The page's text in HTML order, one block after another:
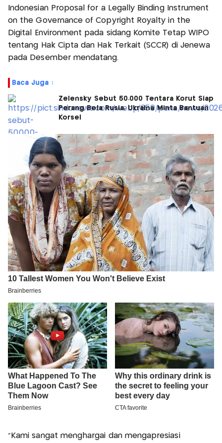
Indonesian Proposal for a Legally Binding Instrument
on the Governance of Copyright Royalty in the
Digital Environment pada sidang Komite Tetap WIPO
tentang Hak Cipta dan Hak Terkait (SCCR) di Jenewa
pada Desember mendatang.
Baca Juga :
Zelensky Sebut 50.000 Tentara Korut Siap
Perang Bela Rusia, Ukraina Minta Bantuan
Korsel
“Kami sangat menghargai dan mengapresiasi